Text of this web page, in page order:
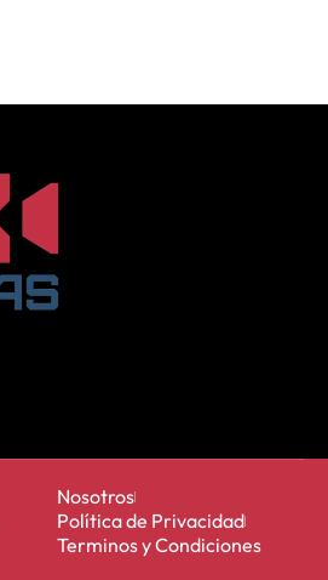
Nosotros
Política de Privacidad
Terminos y Condiciones